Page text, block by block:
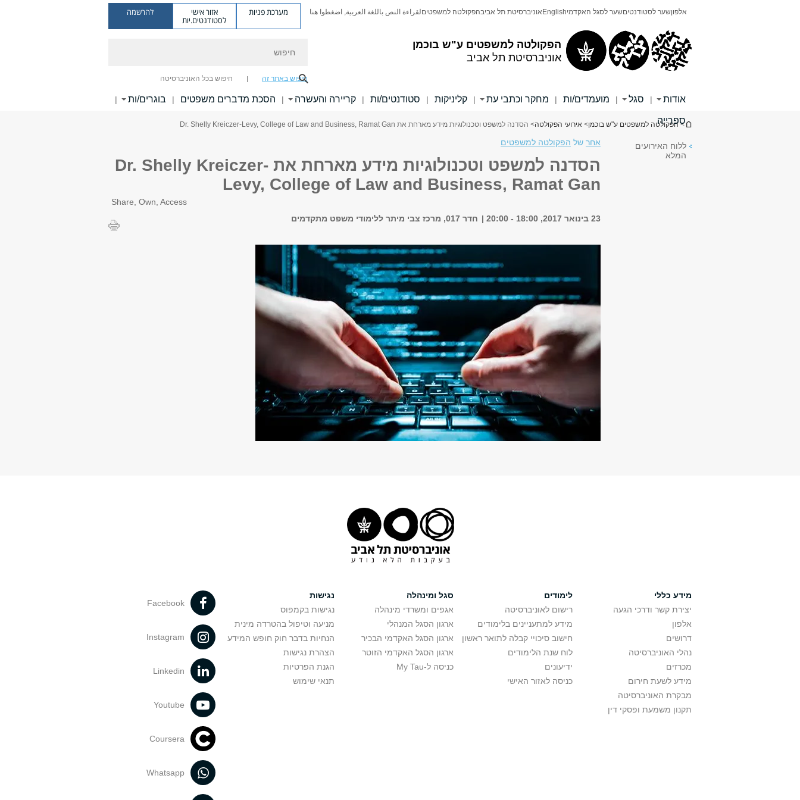
הפקולטה למשפטים ע"ש בוכמן
אוניברסיטת תל אביב
אלפוןשער לסטודנטיםשער לסגל האקדמיEnglish אוניברסיטת תל אביבהפקולטה למשפטיםلقراءة النص باللغة العربية, اضغطوا هنا מערכת פניות אזור אישי
לסטודנטים.יות
להרשמה
חיפוש באתר זה חיפוש בכל האוניברסיטה
אודות | סגל | מועמדים/ות | מחקר וכתבי עת | קליניקות | סטודנטים/ות | קריירה והעשרה | הסכת מדברים משפטים | בוגרים/ות |
ספרייה
הינך נמצא כאן
> הפקולטה למשפטים ע"ש בוכמן> אירועי הפקולטה> הסדנה למשפט וטכנולוגיות מידע מארחת את Dr. Shelly Kreiczer-Levy, College of Law and Business, Ramat Gan
ללוח האירועים
המלא
אחר של הפקולטה למשפטים
הסדנה למשפט וטכנולוגיות מידע מארחת את Dr. Shelly Kreiczer-
Levy, College of Law and Business, Ramat Gan
Share, Own, Access
23 בינואר 2017, 18:00 - 20:00
חדר 017, מרכז צבי מיתר ללימודי משפט מתקדמים
מידע כללי
יצירת קשר ודרכי הגעה
אלפון
דרושים
נהלי האוניברסיטה
מכרזים
מידע לשעת חירום
מבקרת האוניברסיטה
תקנון משמעת ופסקי דין
לימודים
רישום לאוניברסיטה
מידע למתעניינים בלימודים
חישוב סיכויי קבלה לתואר ראשון
לוח שנת הלימודים
ידיעונים
כניסה לאזור האישי
סגל ומינהלה
אגפים ומשרדי מינהלה
ארגון הסגל המנהלי
ארגון הסגל האקדמי הבכיר
ארגון הסגל האקדמי הזוטר
כניסה ל-My Tau
נגישות
נגישות בקמפוס
מניעה וטיפול בהטרדה מינית
הנחיות בדבר חוק חופש המידע
הצהרת נגישות
הגנת הפרטיות
תנאי שימוש
Facebook
Instagram
Linkedin
Youtube
Coursera
Whatsapp